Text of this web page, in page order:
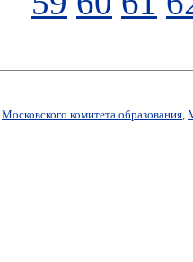
Московского комитета образования,